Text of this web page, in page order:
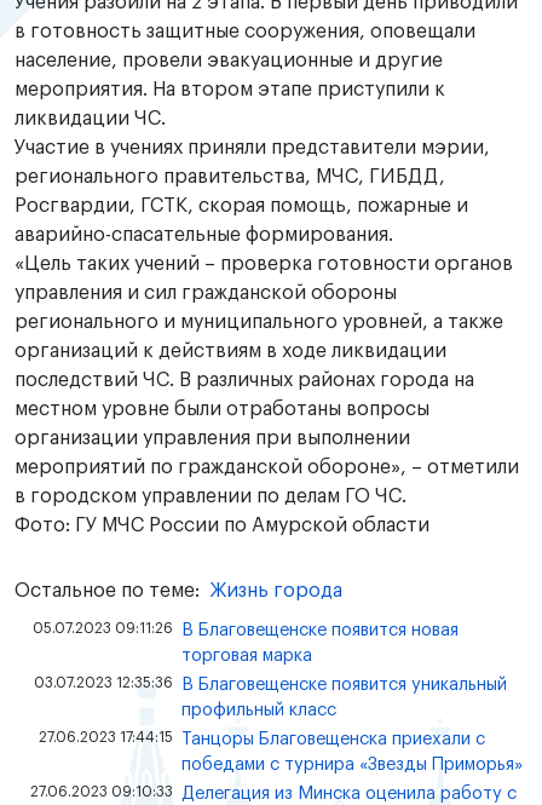
в готовность защитные сооружения, оповещали
население, провели эвакуационные и другие
мероприятия. На втором этапе приступили к
ликвидации ЧС.
Участие в учениях приняли представители мэрии,
регионального правительства, МЧС, ГИБДД,
Росгвардии, ГСТК, скорая помощь, пожарные и
аварийно-спасательные формирования.
«Цель таких учений – проверка готовности органов
управления и сил гражданской обороны
регионального и муниципального уровней, а также
организаций к действиям в ходе ликвидации
последствий ЧС. В различных районах города на
местном уровне были отработаны вопросы
организации управления при выполнении
мероприятий по гражданской обороне», – отметили
в городском управлении по делам ГО ЧС.
Фото: ГУ МЧС России по Амурской области
Остальное по теме: Жизнь города
05.07.2023 09:11:26
В Благовещенске появится новая
торговая марка
03.07.2023 12:35:36
В Благовещенске появится уникальный
профильный класс
27.06.2023 17:44:15
Танцоры Благовещенска приехали с
победами с турнира «Звезды Приморья»
27.06.2023 09:10:33
Делегация из Минска оценила работу с